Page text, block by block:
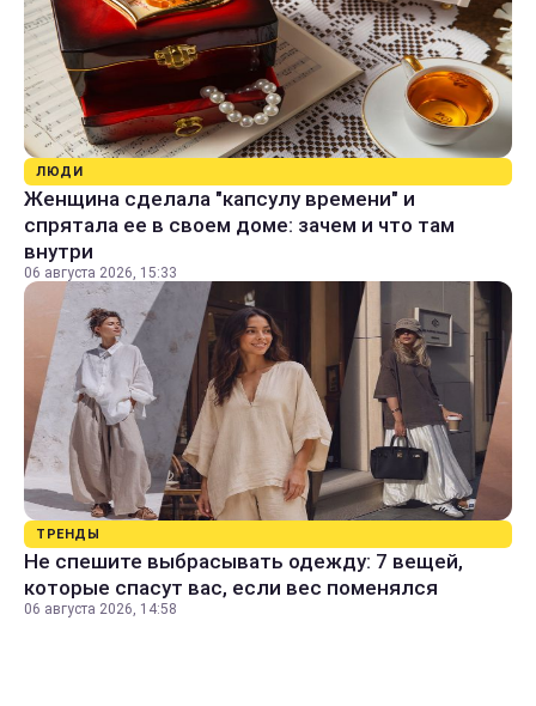
ЛЮДИ
Женщина сделала "капсулу времени" и
спрятала ее в своем доме: зачем и что там
внутри
06 августа 2026, 15:33
ТРЕНДЫ
Не спешите выбрасывать одежду: 7 вещей,
которые спасут вас, если вес поменялся
06 августа 2026, 14:58